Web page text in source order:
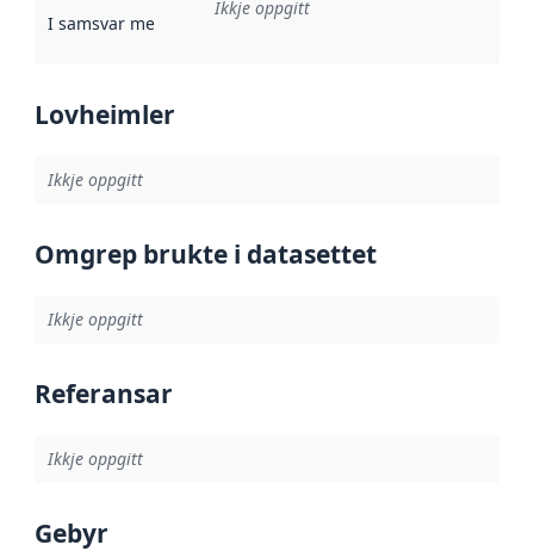
I samsvar med Referanse til ei implementeringsregel eller
Ikkje oppgitt
Lovheimler
Ikkje oppgitt
Omgrep brukte i datasettet
Ikkje oppgitt
Referansar
Ikkje oppgitt
Gebyr